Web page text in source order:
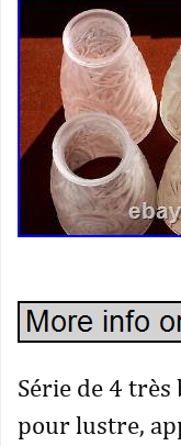
Série de 4
pour lustre,